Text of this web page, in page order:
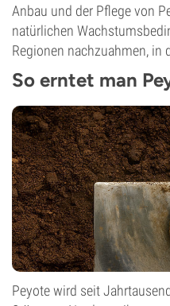
Anbau und der Pflege von
natürlichen
Regionen nachzuahmen, in
So erntet man
Peyote wird seit